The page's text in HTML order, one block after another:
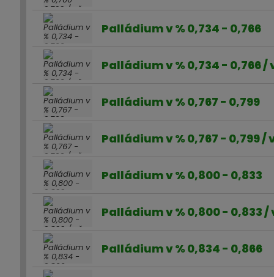
Palládium v % 0,734 - 0,766
Palládium v % 0,734 - 0,766
Palládium v % 0,767 - 0,799
Palládium v % 0,767 - 0,799
Palládium v % 0,800 - 0,833
Palládium v % 0,800 -
Palládium v % 0,834 - 0,866